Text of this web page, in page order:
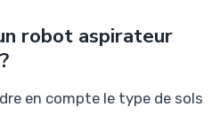
robot aspirateur
en compte le type de sols